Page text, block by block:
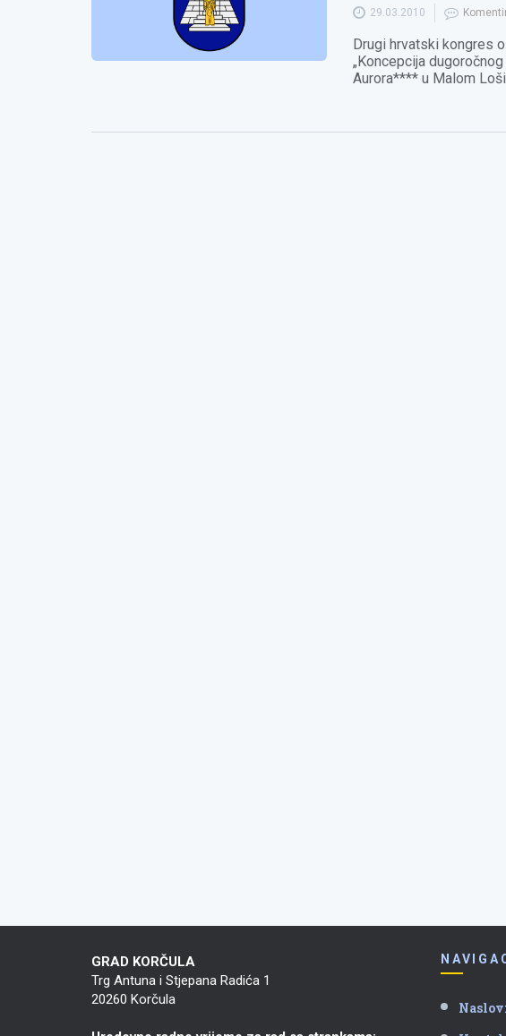
29.03.2010
Drugi hrvatski kongres
„Koncepcija
Aurora**** u Malom
GRAD KORČULA
Trg Antuna i Stjepana Radića 1
20260 Korčula